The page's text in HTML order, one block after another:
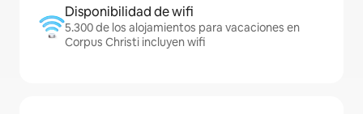
Disponibilidad de wifi
5.300 de los alojamientos para vacaciones en
Corpus Christi incluyen wifi